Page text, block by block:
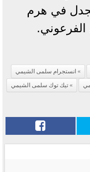
في هرم
الفرعوني.
انستجرام سلمى الشيمي
تيك توك سلمى الشيمي